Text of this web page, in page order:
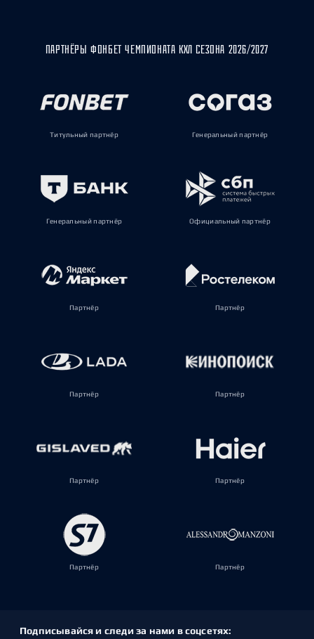
ПАРТНЁРЫ ФОНБЕТ ЧЕМПИОНАТА КХЛ СЕЗОНА 2026/2027
Титульный партнёр Генеральный партнёр
Генеральный партнёр Официальный партнёр
Партнёр Партнёр
Партнёр Партнёр
Партнёр Партнёр
Партнёр Партнёр
Подписывайся и следи за нами в соцсетях: